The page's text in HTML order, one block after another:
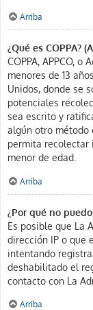
Arriba
¿Qué es COPPA?
COPPA, APPCO,
menores de 13
Unidos, donde se
potenciales
sea escrito y
algún otro método
permita recolectar
menor de edad.
Arriba
¿Por qué no
Es posible que La
dirección IP o que
intentando
deshabilitado el
contacto con La
Arriba